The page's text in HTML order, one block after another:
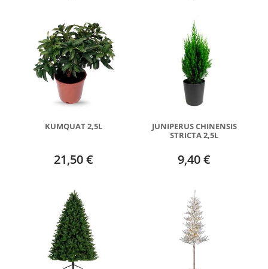
KUMQUAT 2,5L
21,50 €
JUNIPERUS CHINENSIS
STRICTA 2,5L
9,40 €